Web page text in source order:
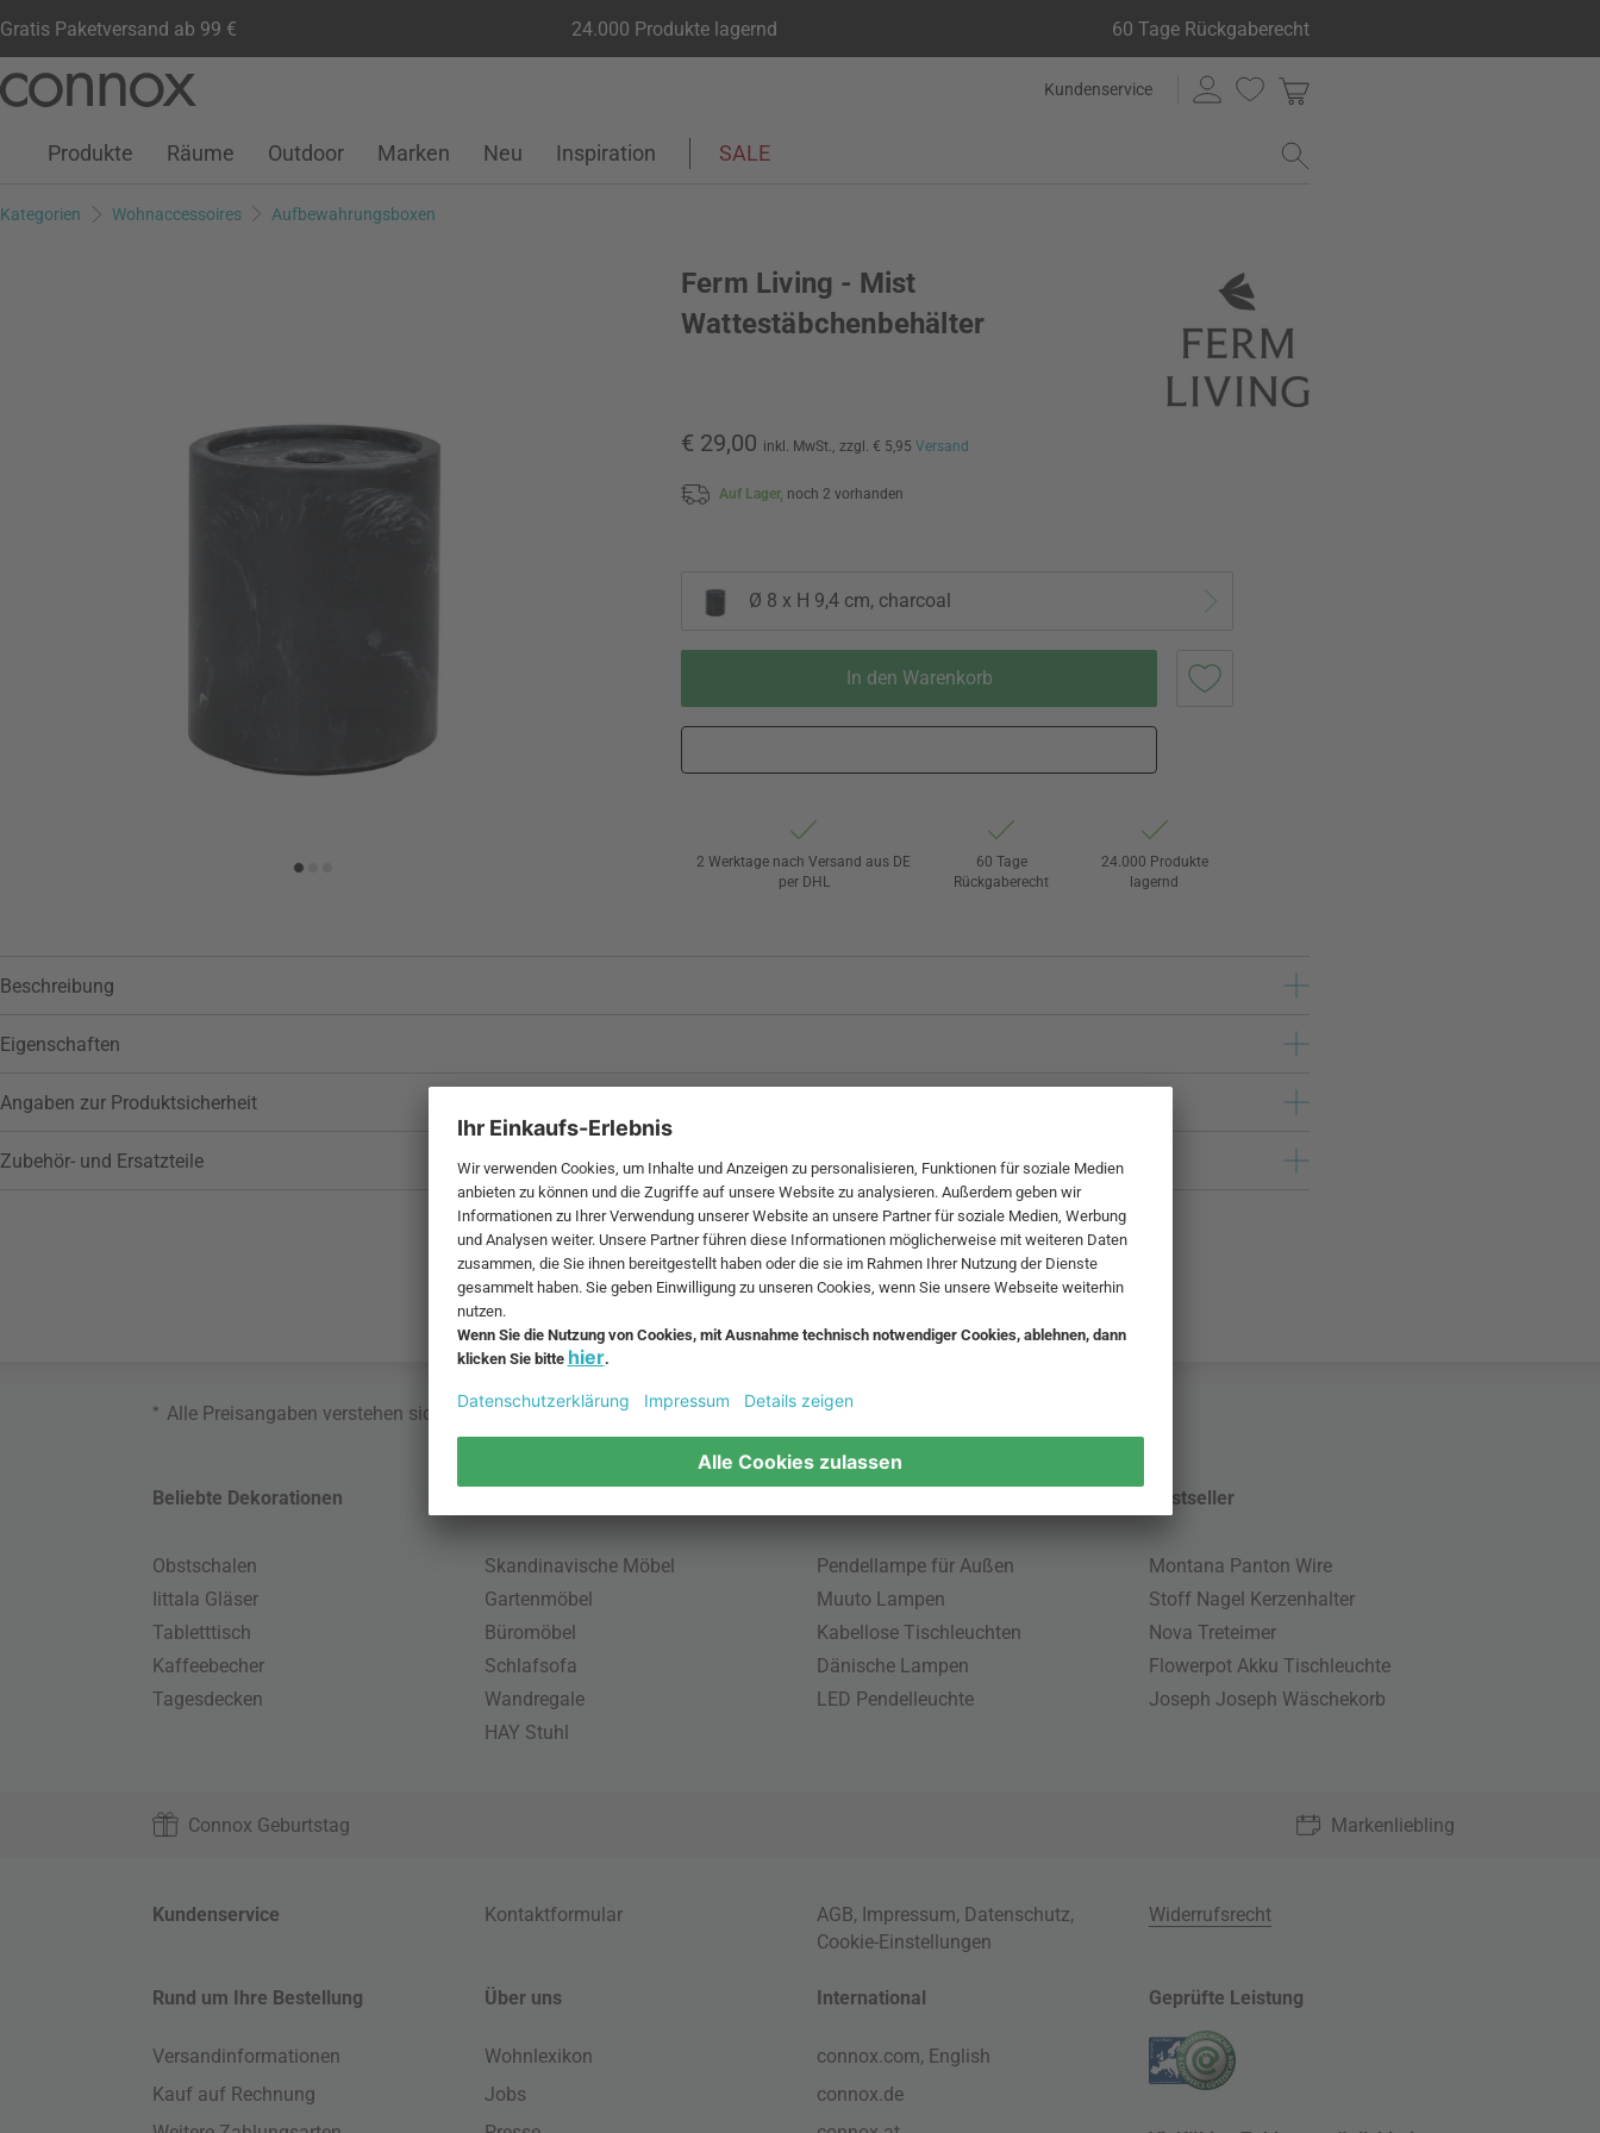
Gratis Paketversand ab 99 € 24.000 Produkte lagernd 60 Tage Rückgaberecht
Seiteninhalt
Suchfeld
Kundenservice
Kundenkonto
Wunschliste
Warenkorb
Produkte Räume Outdoor Marken Neu Inspiration SALE
Kategorien Wohnaccessoires Aufbewahrungsboxen
Ferm Living - Mist
Wattestäbchenbehälter
€ 29,00 inkl. MwSt., zzgl. € 5,95 Versand
Auf Lager, noch 2 vorhanden
Ø 8 x H 9,4 cm, charcoal
In den Warenkorb
2 Werktage nach Versand aus DE
per DHL
60 Tage
Rückgaberecht
24.000 Produkte
lagernd
Beschreibung
Eigenschaften
Angaben zur Produktsicherheit
Zubehör- und Ersatzteile
* Alle Preisangaben verstehen sich inklusive MwSt. und zzgl.Versandkosten.
Beliebte Dekorationen
Obstschalen
Iittala Gläser
Tabletttisch
Kaffeebecher
Tagesdecken
Skandinavische Möbel
Gartenmöbel
Büromöbel
Schlafsofa
Wandregale
HAY Stuhl
Pendellampe für Außen
Muuto Lampen
Kabellose Tischleuchten
Dänische Lampen
LED Pendelleuchte
Bestseller
Montana Panton Wire
Stoff Nagel Kerzenhalter
Nova Treteimer
Flowerpot Akku Tischleuchte
Joseph Joseph Wäschekorb
Connox Geburtstag Markenliebling
Kundenservice Kontaktformular AGB, Impressum, Datenschutz,
Cookie-Einstellungen
Widerrufsrecht
Rund um Ihre Bestellung
Versandinformationen
Kauf auf Rechnung
Über uns
Wohnlexikon
Jobs
International
connox.com, English
connox.de
Geprüfte Leistung